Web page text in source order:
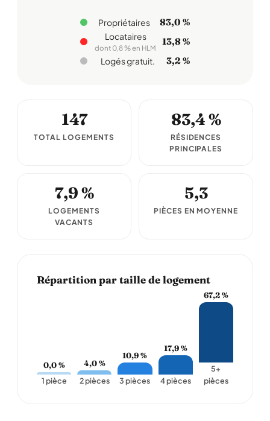
Propriétaires 83,0 %
Locataires
dont 0,8 % en HLM
13,8 %
Logés gratuit. 3,2 %
147
TOTAL LOGEMENTS
83,4 %
RÉSIDENCES
PRINCIPALES
7,9 %
LOGEMENTS
VACANTS
5,3
PIÈCES EN MOYENNE
Répartition par taille de logement
0,0 %
1 pièce
4,0 %
2 pièces
10,9 %
3 pièces
17,9 %
4 pièces
67,2 %
5+
pièces